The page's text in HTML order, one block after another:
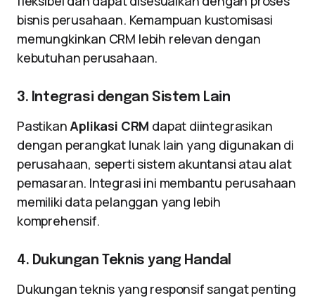
bisnis perusahaan. Kemampuan kustomisasi
memungkinkan CRM lebih relevan dengan
kebutuhan perusahaan.
3. Integrasi dengan Sistem Lain
PastikanAplikasi CRM dapat diintegrasikan
dengan perangkat lunak lain yang digunakan di
perusahaan, seperti sistem akuntansi atau alat
pemasaran. Integrasi ini membantu perusahaan
memiliki data pelanggan yang lebih
komprehensif.
4. Dukungan Teknis yang Handal
Dukungan teknis yang responsif sangat penting